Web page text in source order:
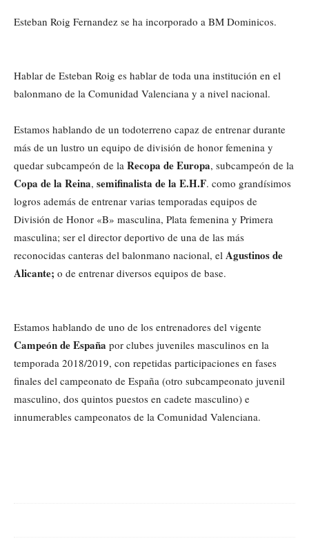
Esteban Roig Fernandez se ha incorporado a BM Dominicos.
Hablar de Esteban Roig es hablar de toda una institución en el
balonmano de la Comunidad Valenciana y a nivel nacional.
Estamos hablando de un todoterreno capaz de entrenar durante
más de un lustro un equipo de división de honor femenina y
quedar subcampeón de la Recopa de Europa, subcampeón de la
Copa de la Reina, semifinalista de la E.H.F. como grandísimos
logros además de entrenar varias temporadas equipos de
División de Honor «B» masculina, Plata femenina y Primera
masculina; ser el director deportivo de una de las más
reconocidas canteras del balonmano nacional, el Agustinos de
Alicante; o de entrenar diversos equipos de base.
Estamos hablando de uno de los entrenadores del vigente
Campeón de España por clubes juveniles masculinos en la
temporada 2018/2019, con repetidas participaciones en fases
finales del campeonato de España (otro subcampeonato juvenil
masculino, dos quintos puestos en cadete masculino) e
innumerables campeonatos de la Comunidad Valenciana.